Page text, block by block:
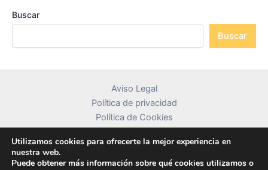
Buscar
Buscar
Aviso Legal
Política de privacidad
Política de Cookies
Utilizamos cookies para ofrecerte la mejor experiencia en
nuestra web.
Puede obtener más información sobre qué cookies utilizamos o